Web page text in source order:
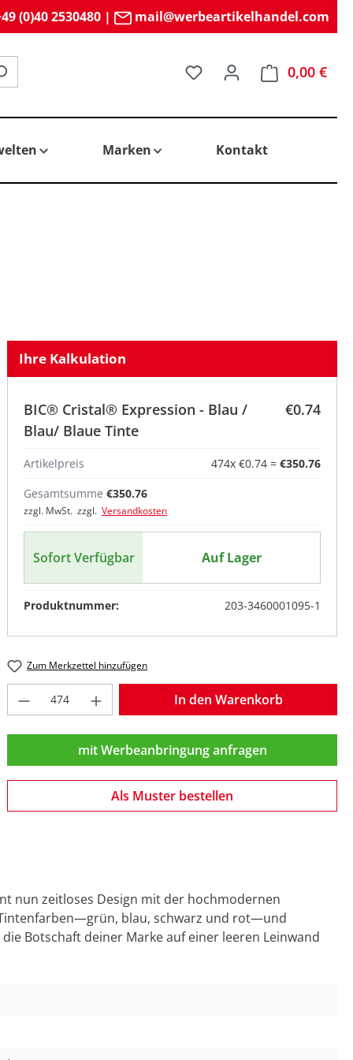
(0)40 2530480| mail@werbeartikelhandel.com
Du hast 0 Produkte auf
0,00 €
Marken Kontakt
Ihre Kalkulation
BIC® Cristal® Expression - Blau /
Blau/ Blaue Tinte
€0.74
Artikelpreis 474x €0.74 = €350.76
Gesamtsumme €350.76
zzgl. MwSt. zzgl. Versandkosten
Sofort Verfügbar Auf Lager
Produktnummer: 203-3460001095-1
Zum Merkzettel hinzufügen
Produkt Anzahl: Gib denIn den Warenkorb
mit Werbeanbringung anfragen
Als Muster bestellen
nun zeitloses Design mit der hochmodernen
blau, schwarz und rot—und
Botschaft deiner Marke auf einer leeren Leinwand